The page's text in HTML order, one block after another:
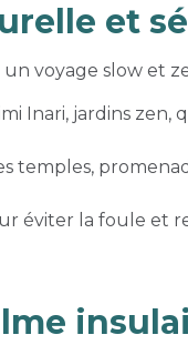
et
voyage slow et
Inari, jardins zen,
temples,
éviter la foule et